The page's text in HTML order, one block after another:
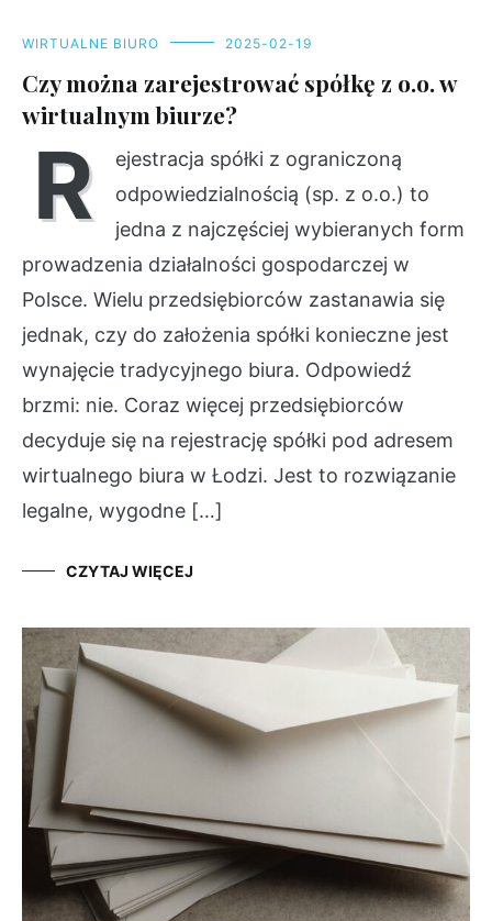
WIRTUALNE BIURO 2025-02-19
Czy można zarejestrować spółkę z o.o. w
wirtualnym biurze?
R
ejestracja spółki z ograniczoną
odpowiedzialnością (sp. z o.o.) to
jedna z najczęściej wybieranych form
prowadzenia działalności gospodarczej w
Polsce. Wielu przedsiębiorców zastanawia się
jednak, czy do założenia spółki konieczne jest
wynajęcie tradycyjnego biura. Odpowiedź
brzmi: nie. Coraz więcej przedsiębiorców
decyduje się na rejestrację spółki pod adresem
wirtualnego biura w Łodzi. Jest to rozwiązanie
legalne, wygodne […]
CZYTAJ WIĘCEJ